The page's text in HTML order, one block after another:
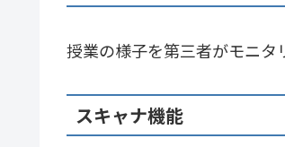
授業の様子を第三者がモニタ
スキャナ機能